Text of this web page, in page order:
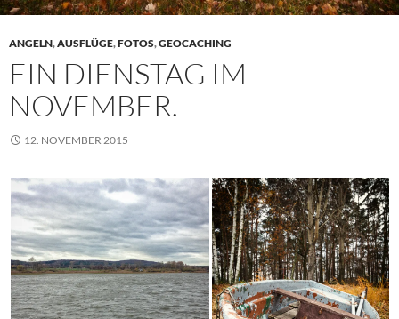
ANGELN,AUSFLÜGE,FOTOS,GEOCACHING
EIN DIENSTAG IM
NOVEMBER.
12. NOVEMBER 2015